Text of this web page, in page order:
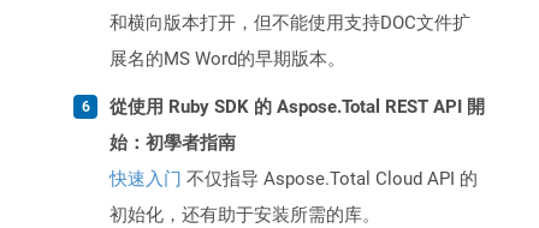
和横向版本打开，但不能使用支持DOC文件扩
展名的MS Word的早期版本。
從使用 Ruby SDK 的 Aspose.Total REST API 開
始：初學者指南
快速入门 不仅指导 Aspose.Total Cloud API 的
初始化，还有助于安装所需的库。